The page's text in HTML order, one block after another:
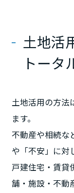
土地活
トータ
土地活用の方法
ます。
不動産や相続な
や「不安」に対
戸建住宅・賃貸
舗・施設・不動
石川県
福井県
山梨県